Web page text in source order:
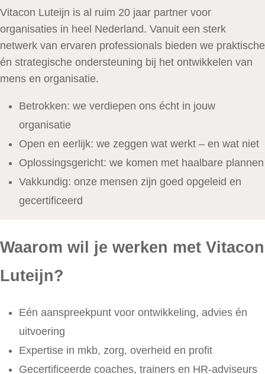
Vitacon Luteijn is al ruim 20 jaar partner voor
organisaties in heel Nederland. Vanuit een sterk
netwerk van ervaren professionals bieden we praktische
én strategische ondersteuning bij het ontwikkelen van
mens en organisatie.
Betrokken: we verdiepen ons écht in jouw
organisatie
Open en eerlijk: we zeggen wat werkt – en wat niet
Oplossingsgericht: we komen met haalbare plannen
Vakkundig: onze mensen zijn goed opgeleid en
gecertificeerd
Waarom wil je werken met Vitacon
Luteijn?
Eén aanspreekpunt voor ontwikkeling, advies én
uitvoering
Expertise in mkb, zorg, overheid en profit
Gecertificeerde coaches, trainers en HR-adviseurs